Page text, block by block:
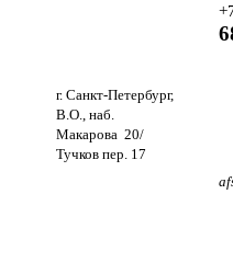
г. Санкт-Петербург,
В.О., наб.
Макарова 20/
Тучков пер. 17